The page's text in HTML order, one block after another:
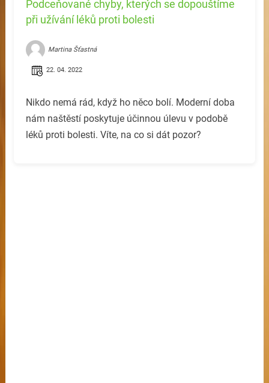
Podceňované chyby, kterých se dopouštíme
při užívání léků proti bolesti
Martina Šťastná
22. 04. 2022
Nikdo nemá rád, když ho něco bolí. Moderní doba
nám naštěstí poskytuje účinnou úlevu v podobě
léků proti bolesti. Víte, na co si dát pozor?